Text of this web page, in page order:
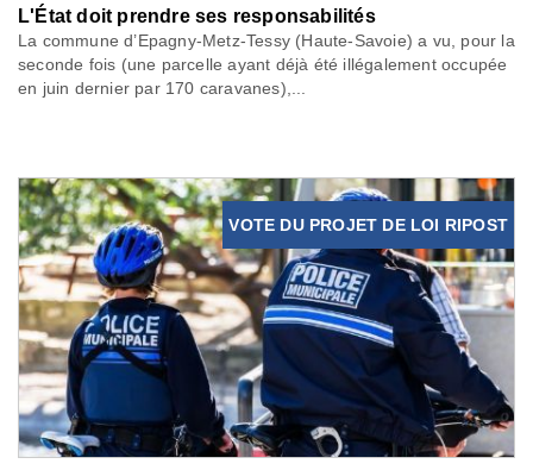
L'État doit prendre ses responsabilités
La commune d’Epagny-Metz-Tessy (Haute-Savoie) a vu, pour la
seconde fois (une parcelle ayant déjà été illégalement occupée
en juin dernier par 170 caravanes),...
VOTE DU PROJET DE LOI RIPOST